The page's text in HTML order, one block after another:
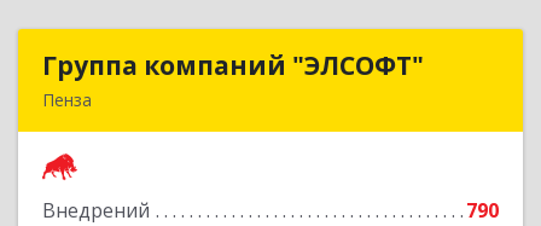
Группа компаний "ЭЛСОФТ"
Пенза
Внедрений
790
Группа компаний "ЭЛСОФТ"
Подробнее